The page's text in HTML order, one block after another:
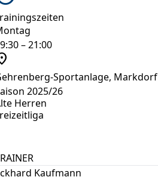
– 21:00
Sportanlage, Markdorf
2025/26
Herren
Kaufmann